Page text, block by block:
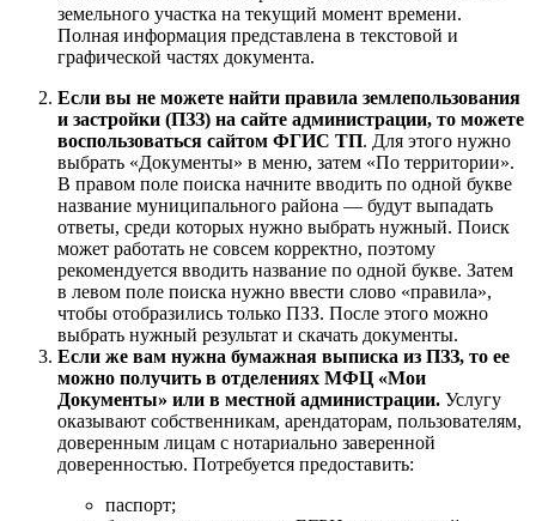
земельного участка на текущий момент времени.
Полная информация представлена в текстовой и
графической частях документа.
Если вы не можете найти правила землепользования
и застройки (ПЗЗ) на сайте администрации, то можете
воспользоваться сайтом ФГИС ТП. Для этого нужно
выбрать «Документы» в меню, затем «По территории».
В правом поле поиска начните вводить по одной букве
название муниципального района — будут выпадать
ответы, среди которых нужно выбрать нужный. Поиск
может работать не совсем корректно, поэтому
рекомендуется вводить название по одной букве. Затем
в левом поле поиска нужно ввести слово «правила»,
чтобы отобразились только ПЗЗ. После этого можно
выбрать нужный результат и скачать документы.
Если же вам нужна бумажная выписка из ПЗЗ, то ее
можно получить в отделениях МФЦ «Мои
Документы» или в местной администрации. Услугу
оказывают собственникам, арендаторам, пользователям,
доверенным лицам с нотариально заверенной
доверенностью. Потребуется предоставить:
паспорт;